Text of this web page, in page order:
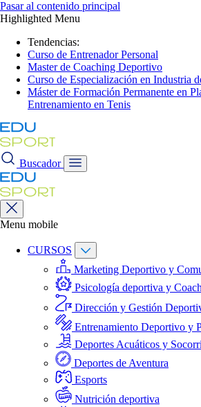
Pasar al contenido principal
Highlighted Menu
Tendencias:
Curso de Entrenador Personal
Master de Coaching Deportivo
Curso de Especialización en Industria
Máster de Formación Permanente en
Entrenamiento en Tenis
Buscador
Menu mobile
CURSOS
Marketing Deportivo y
Psicología deportiva y
Dirección y Gestión
Entrenamiento Deportivo y
Deportes Acuáticos y
Deportes de Aventura
Esports
Nutrición deportiva